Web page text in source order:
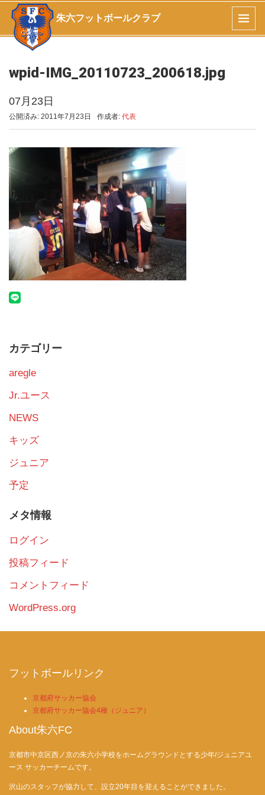
朱六フットボールクラブ
wpid-IMG_20110723_200618.jpg
07月23日
公開済み: 2011年7月23日 作成者: 代表
カテゴリー
aregle
Jr.ユース
NEWS
キッズ
ジュニア
予定
メタ情報
ログイン
投稿フィード
コメントフィード
WordPress.org
フットボールリンク
京都府サッカー協会
京都府サッカー協会4種（ジュニア）
About朱六FC
京都市中京区西ノ京の朱六小学校をホームグラウンドとする少年/ジュニアユ
ース サッカーチームです。
沢山のスタッフが協力して、設立20年目を迎えることができました。